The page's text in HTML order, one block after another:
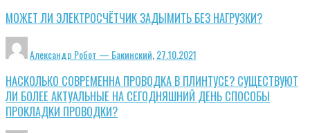
МОЖЕТ ЛИ ЭЛЕКТРОСЧЁТЧИК ЗАДЫМИТЬ БЕЗ НАГРУЗКИ?
Александр Робот — Бакинский,27.10.2021
НАСКОЛЬКО СОВРЕМЕННА ПРОВОДКА В ПЛИНТУСЕ? СУЩЕСТВУЮТ
ЛИ БОЛЕЕ АКТУАЛЬНЫЕ НА СЕГОДНЯШНИЙ ДЕНЬ СПОСОБЫ
ПРОКЛАДКИ ПРОВОДКИ?